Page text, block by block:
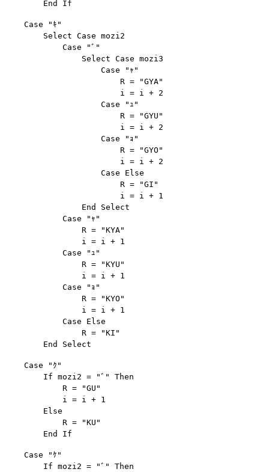
    Case "ｷ"
        Select Case mozi2
            Case "ﾞ"
                Select Case mozi3
                    Case "ｬ"
                        R = "GYA"
                        i = i + 2
                    Case "ｭ"
                        R = "GYU"
                        i = i + 2
                    Case "ｮ"
                        R = "GYO"
                        i = i + 2
                    Case Else
                        R = "GI"
                        i = i + 1
                End Select
            Case "ｬ"
                R = "KYA"
                i = i + 1
            Case "ｭ"
                R = "KYU"
                i = i + 1
            Case "ｮ"
                R = "KYO"
                i = i + 1
            Case Else
                R = "KI"
    Case "ｸ"
        If mozi2 = "ﾞ" Then
            R = "GU"
            i = i + 1
        Else
            R = "KU"
    Case "ｹ"
        If mozi2 = "ﾞ" Then